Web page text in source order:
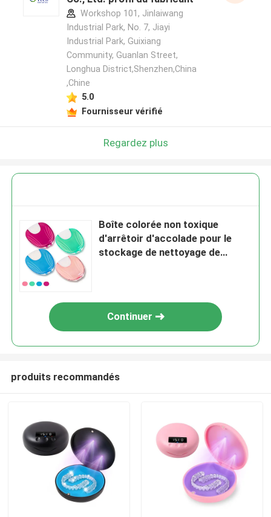
Workshop 101, Jinlaiwang
Industrial Park, No. 7, Jiayi
Industrial Park, Guixiang
Community, Guanlan Street,
Longhua District,Shenzhen,China
,Chine
5.0
Fournisseur vérifié
Regardez plus
Boîte colorée non toxique
d'arrêtoir d'accolade pour le
stockage de nettoyage de
Continuer
produits recommandés